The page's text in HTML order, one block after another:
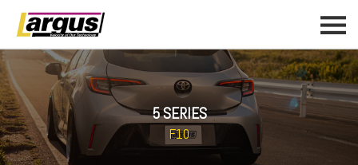
5 SERIES
F10